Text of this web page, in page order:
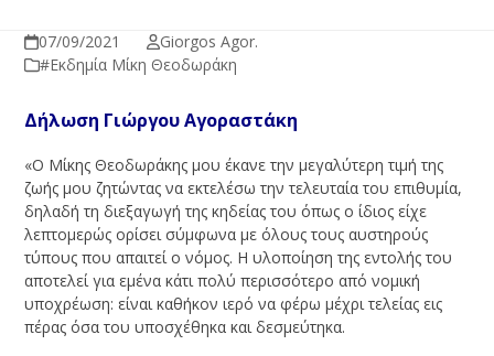
07/09/2021
Giorgos Agor.
#Εκδημία Μίκη Θεοδωράκη
Δήλωση Γιώργου Αγοραστάκη
«Ο Μίκης Θεοδωράκης μου έκανε την μεγαλύτερη τιμή της
ζωής μου ζητώντας να εκτελέσω την τελευταία του επιθυμία,
δηλαδή τη διεξαγωγή της κηδείας του όπως ο ίδιος είχε
λεπτομερώς ορίσει σύμφωνα με όλους τους αυστηρούς
τύπους που απαιτεί ο νόμος. Η υλοποίηση της εντολής του
αποτελεί για εμένα κάτι πολύ περισσότερο από νομική
υποχρέωση: είναι καθήκον ιερό να φέρω μέχρι τελείας εις
πέρας όσα του υποσχέθηκα και δεσμεύτηκα.